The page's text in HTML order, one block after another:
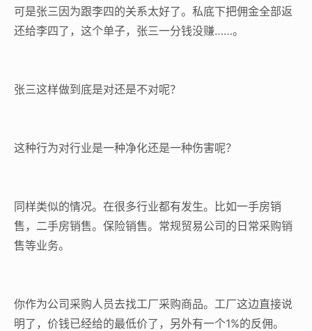
可是张三因为跟李四的关系太好了。私底下把佣金全部返
还给李四了，这个单子，张三一分钱没赚……。
张三这样做到底是对还是不对呢？
这种行为对行业是一种净化还是一种伤害呢？
同样类似的情况。在很多行业都有发生。比如一手房销
售，二手房销售。保险销售。常规贸易公司的日常采购销
售等业务。
你作为公司采购人员去找工厂采购商品。工厂这边直接说
明了，价钱已经给的最低价了，另外有一个1%的反佣。